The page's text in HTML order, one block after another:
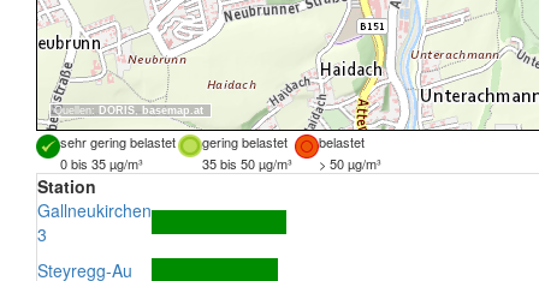
Quellen: DORIS, basemap.at
sehr gering belastet gering belastet
belastet
0 bis 35 µg/m³
35 bis 50 µg/m³ > 50 µg/m³
Station
Gallneukirchen
3
Steyregg-Au